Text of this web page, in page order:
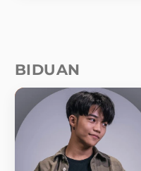
BIDUAN